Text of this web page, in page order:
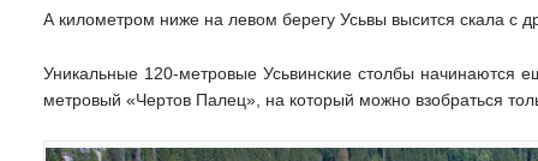
А километром ниже на левом берегу Усьвы высится скала с
Уникальные 120-метровые Усьвинские столбы начинаются
метровый «Чертов Палец», на который можно взобраться